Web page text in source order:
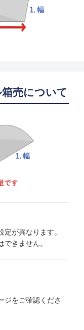
売について
が異なります。
きません。
ジをご確認くださ